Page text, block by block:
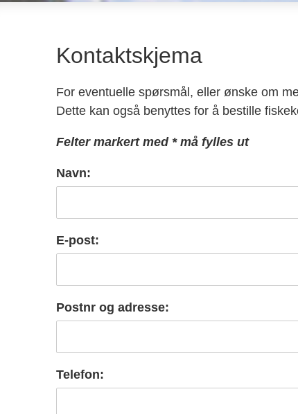
Kontaktskjema
For eventuelle spørsmål, eller ønske om
Dette kan også benyttes for å bestille
Felter markert med * må fylles ut
Navn:
E-post:
Postnr og adresse:
Telefon: